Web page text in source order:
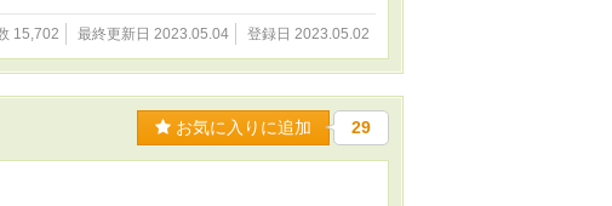
15,702 最終更新日 2023.05.04 登録日 2023.05.02
お気に入りに追加 29